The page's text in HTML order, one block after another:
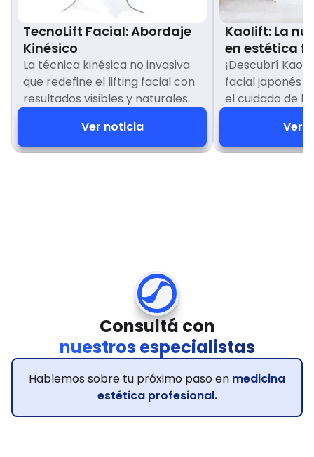
TecnoLift Facial: Abordaje
Kinésico
La técnica kinésica no invasiva
que redefine el lifting facial con
resultados visibles y naturales.
Ver noticia
Kaolift: La
en estética
¡Descubrí
facial japonés
el cuidado de la
Ver
Consultá con
nuestros especialistas
Hablemos sobre tu próximo paso en medicina
estética profesional.